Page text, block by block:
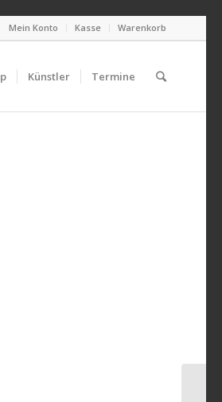
Mein Konto Kasse Warenkorb
Künstler Termine